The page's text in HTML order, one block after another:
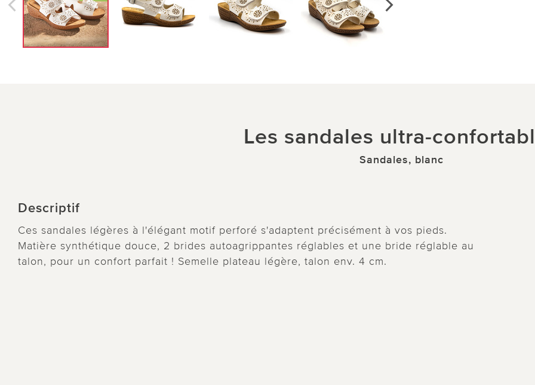
Les sandales ultra-
Sandales, blanc
Descriptif
Ces sandales légères à l'élégant motif perforé s'adaptent précisément à vos pieds.
Matière synthétique douce, 2 brides autoagrippantes réglables et une bride réglable au
talon, pour un confort parfait ! Semelle plateau légère, talon env. 4 cm.